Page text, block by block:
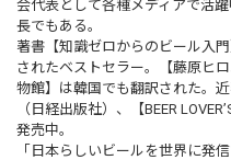
会代表として各種メディアで活
長でもある。
著書【知識ゼロからのビール入
されたベストセラー。【藤原ヒ
物館】は韓国でも翻訳された。
（日経出版社）、【BEER
発売中。
「日本らしいビールを世界に発